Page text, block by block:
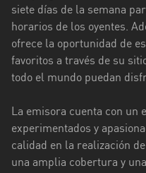
Morona
Santiago
Napo
Pichincha
Santo
Domingo
siete días de la semana
horarios de los oyentes.
ofrece la oportunidad de
favoritos a través de su
todo el mundo puedan
La emisora cuenta con un
experimentados y
calidad en la realización
una amplia cobertura y